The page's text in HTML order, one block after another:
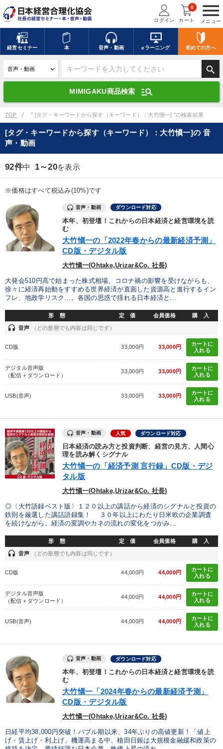
menu
メニュー
ログイン カート
0
経営セミナー 本 音声・動画 eラーニング 初めての方へ
search
MIMIGAKU商品検索 manage_search
キーワードを入力して探す
デジタル版対応のみ検索結果に表示する
search 上記の条件で検索
mic 講演収録物を探す
全国経営者セミナー講演収録物（全1315タイトル）からお探しいただけ
ます
優秀各社の智恵と戦略
若手異才経営者の発想 専門家のアドバイス
テーマ
改善・生産性向上 大竹愼一書籍
「利上げ時代の最新・銀行対策」＋「不動産市況予測」＋「市場
音声と動画で学ぶ 組織と人を動かすマネジメント力を磨く
成功哲学・人間学
業種
製造業 卸売・小売・飲食業 建設・不動産業
IT・サービス・金融業
キーワード
ビジネスモデル 人事戦略 感動講話 SDGs
※「更新」を押すと「テーマ」「キーワード」を更新いただけます。
refresh 更新する
カテゴリー
2026年春季全国経営者セミナー収録講演ＣＤ・講演ＤＶＤ・デジ
タル版（音声／動画ストリーミング・ダウンロード）
【1月】音声・映像 「儲けの本質」を突く
経営者のための《音声・動画で学ぶ》講演シリーズ
TOP " [タグ・キーワードから探す（キーワード）：大竹愼一] "の検索結果
[タグ・キーワードから探す（キーワード）：大竹愼一]の 音
声・動画
92件中 1～20を表示
※価格はすべて税込み(10%)です
音声・動画 ダウンロード対応
本年、初登壇！これからの日本経済と経営環境を読
む
大竹愼一の「2022年春からの最新経済予測」
CD版・デジタル版
大竹愼一(Ohtake,Urizar&Co. 社長)
大発会510円高で始まった株式相場。コロナ禍の影響を受けながらも、
徐々に経済再始動をすすめる世界経済が直面した資源高と進行するイン
フレ、地政学リスク…。各国の思惑で揺れる日本経済と...
形 態 定 価 会員価格 購 入
headset 音声 （どの形態でも内容は同じです）
CD版 33,000円 33,000円
カートに
入れる
デジタル音声版
（配信＋ダウンロード）
33,000円 33,000円
カートに
入れる
USB(音声) 33,000円 33,000円
カートに
入れる
音声・動画 人気 ダウンロード対応
日本経済の読み方と投資判断、経営の見方、人間心
理を読み解くシグナル
大竹愼一の「経済予測 言行録」CD版・デジ
タル版
大竹愼一(Ohtake,Urizar&Co. 社長)
◎〈大竹語録ベスト版〉１２０以上の講話から経済のシグナルと投資の
鉄則を厳選した講話語録集！ ３０年以上にわたり日米欧の企業調査
を続けながら、経済の変調やカネの流れの変化をつかみ...
形 態 定 価 会員価格 購 入
headset 音声 （どの形態でも内容は同じです）
CD版 44,000円 44,000円
カートに
入れる
デジタル音声版
（配信＋ダウンロード）
44,000円 44,000円
カートに
入れる
USB(音声) 44,000円 44,000円
カートに
入れる
音声・動画 ダウンロード対応
本年、初登壇！これからの日本経済と経営環境を読
む
大竹愼一「2024年春からの最新経済予測」
CD版・デジタル版
大竹愼一(Ohtake,Urizar&Co. 社長)
日経平均38,000円突破！バブル期以来、34年ぶりの高値更新！「値上
げ・賃上げ・利上げ」機運高まる中、植田日銀は大規模金融緩和政策の